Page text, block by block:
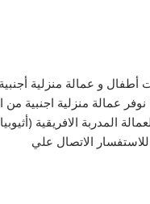
و عمالة منزلية أجنبية
عمالة منزلية اجنبية
المدربة الافريقية
الاتصال علي